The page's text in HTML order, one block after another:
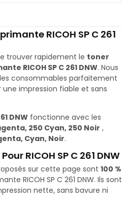
RICOH SP C 261
trouver rapidement le toner
RICOH SP C 261 DNW. Nous
consommables parfaitement
impression fiable et sans
DNW fonctionne avec les
250 Cyan, 250 Noir ,
Cyan, Noir.
RICOH SP C 261 DNW
sur cette page sont 100 %
RICOH SP C 261 DNW. Ils sont
nette, sans bavure ni